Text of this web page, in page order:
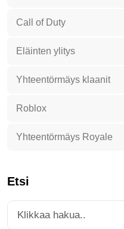
Call of Duty
Eläinten ylitys
Yhteentörmäys klaanit
Roblox
Yhteentörmäys Royale
Etsi